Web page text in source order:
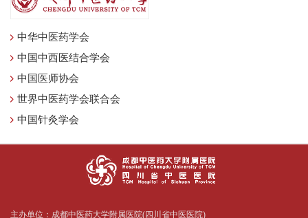
中华中医药学会
中国中西医结合学会
中国医师协会
世界中医药学会联合会
中国针灸学会
主办单位：成都中医药大学附属医院(四川省中医医院)